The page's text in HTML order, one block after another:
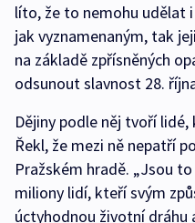
líto, že to nemohu udělat
jak vyznamenaným, tak
na základě zpřísněných
odsunout slavnost 28.
Dějiny podle něj tvoří
Řekl, že mezi ně nepatří
Pražském hradě. „Jsou
miliony lidí, kteří svým
úctyhodnou životní dráhu